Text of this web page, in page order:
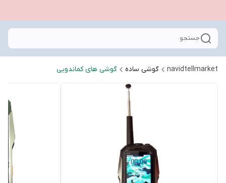
جستجو
navidtellmarket گوشی ساده گوشی های کماندویی